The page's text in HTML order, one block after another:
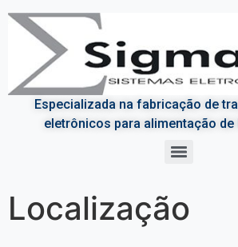
Especializada na fabricação de
eletrônicos para alimentação de
Localização